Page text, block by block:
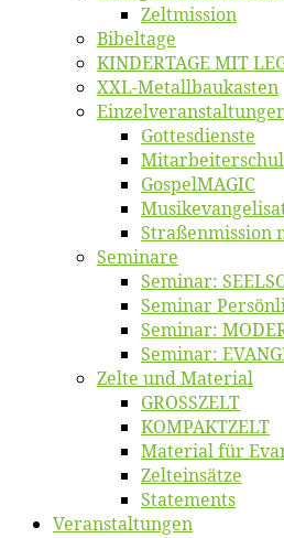
Zelt­mis­si­on
Bi­bel­ta­ge
KINDERTAGE MIT
XXL-Me­­tal­l­­bau­­kas­­ten
Got­tes­diens­te
Gos­pel­MA­GIC
Straßenmis­sion
Se­mi­na­re
Se­mi­nar:
Se­mi­nar
Se­mi­nar:
Se­mi­nar:
Zel­te und Material
GROSSZELT
KOMPAKTZELT
Ma­te­ri­al für
Zelt­ein­sät­ze
State­ments
Ver­an­stal­tun­gen